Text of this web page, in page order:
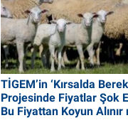
TİGEM’in ‘Kırsalda
Projesinde Fiyatlar Şok
Bu Fiyattan Koyun Alınır